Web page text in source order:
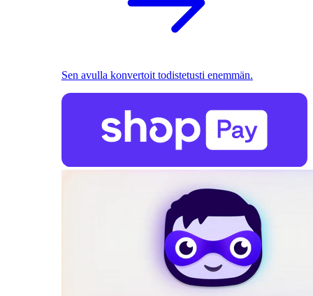
Sen avulla konvertoit todistetusti enemmän.